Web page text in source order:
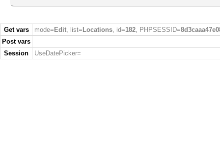
Get vars mode= Edit, list= Locations, id=182, PHPSESSID=
Post vars
Session
UseDatePicker=